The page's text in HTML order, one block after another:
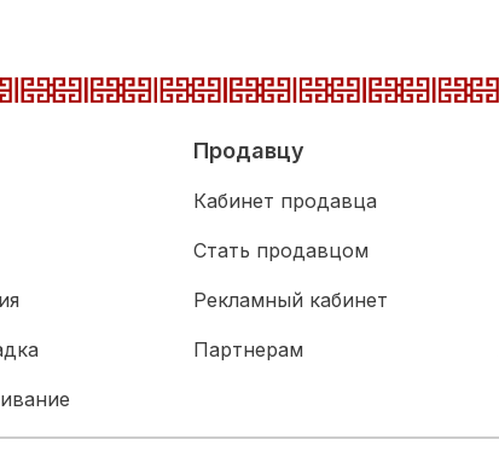
Продавцу
Кабинет продавца
Стать продавцом
Рекламный кабинет
Партнерам